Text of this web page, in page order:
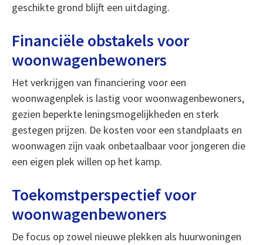
geschikte grond blijft een uitdaging.
Financiële obstakels voor
woonwagenbewoners
Het verkrijgen van financiering voor een
woonwagenplek is lastig voor woonwagenbewoners,
gezien beperkte leningsmogelijkheden en sterk
gestegen prijzen. De kosten voor een standplaats en
woonwagen zijn vaak onbetaalbaar voor jongeren die
een eigen plek willen op het kamp.
Toekomstperspectief voor
woonwagenbewoners
De focus op zowel nieuwe plekken als huurwoningen